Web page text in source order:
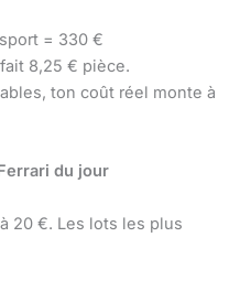
= 330 €
8,25 € pièce.
ton coût réel monte à
du jour
20 €. Les lots les plus